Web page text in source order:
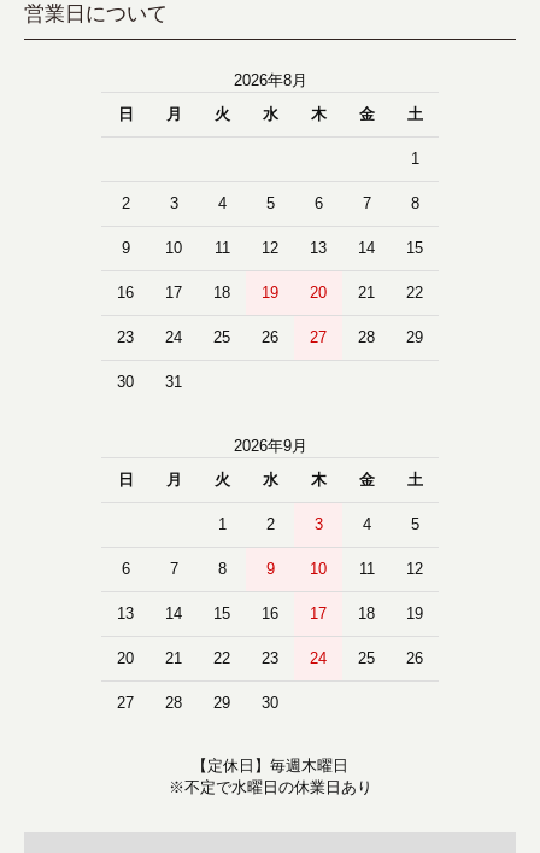
営業日について
2026年8月
日
月 火 水 木 金 土
1
2 3 4 5 6 7 8
9 10 11 12 13 14 15
16 17 18 19 20 21 22
23 24 25 26 27 28 29
30 31
2026年9月
日
月 火 水 木 金 土
1 2 3 4 5
6 7 8 9 10 11 12
13 14 15 16 17 18 19
20 21 22 23 24 25 26
27 28 29 30
【定休日】毎週木曜日
※不定で水曜日の休業日あり